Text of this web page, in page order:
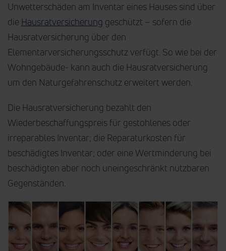
Unwetterschäden am Inventar eines Hauses sind über
die Hausratversicherung geschützt – sofern die
Hausratversicherung über den
Elementarversicherungsschutz verfügt. So wie bei der
Wohngebäude- kann auch die Hausratversicherung
um den Naturgefahrenschutz erweitert werden.
Die Hausratversicherung bezahlt den
Wiederbeschaffungspreis für gestohlenes oder
irreparables Inventar; die Reparaturkosten für
beschädigtes Inventar; oder eine Wertminderung bei
beschädigten aber noch uneingeschränkt nutzbaren
Gegenständen.